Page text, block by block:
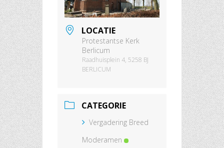
LOCATIE
Protestantse Kerk
Berlicum
Raadhuisplein 4, 5258 BJ
BERLICUM
CATEGORIE
Vergadering Breed
Moderamen